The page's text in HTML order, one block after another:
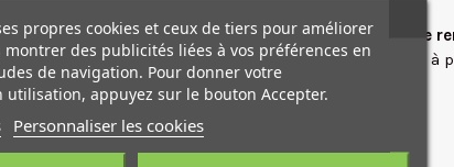
tout en respectant scrupuleusement l'indice de
des loueurs, le SBAOL4SB se replie entièrement à
de vos éclairages grand format.
Omnibar 4.
propres cookies et ceux de tiers pour améliorer
montrer des publicités liées à vos préférences en
de navigation. Pour donner votre
utilisation, appuyez sur le bouton Accepter.
Personnaliser les cookies